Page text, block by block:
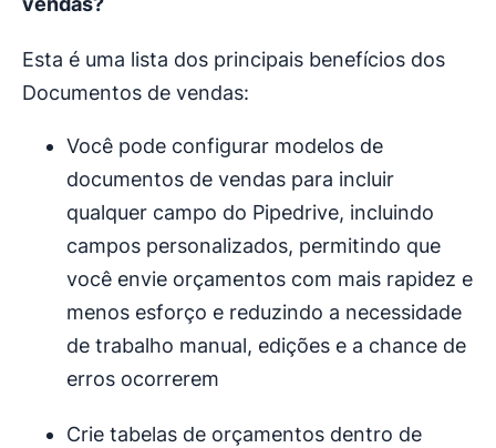
Esta é uma lista dos principais benefícios dos
Documentos de vendas:
Você pode configurar modelos de
documentos de vendas para incluir
qualquer campo do Pipedrive, incluindo
campos personalizados, permitindo que
você envie orçamentos com mais rapidez e
menos esforço e reduzindo a necessidade
de trabalho manual, edições e a chance de
erros ocorrerem
Crie tabelas de orçamentos dentro de